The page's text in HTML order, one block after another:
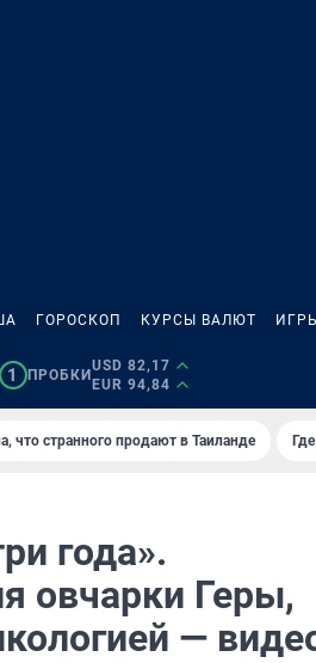
ГОРОСКОП КУРСЫ ВАЛЮТ ИГРЫ
1 ПРОБКИ
USD 82,17
EUR 94,84
что странного продают в Таиланде
года».
овчарки Геры,
—